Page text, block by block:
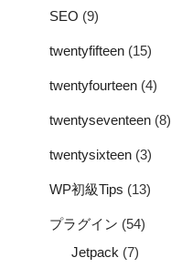
SEO (9)
twentyfifteen (15)
twentyfourteen (4)
twentyseventeen (8)
twentysixteen (3)
WP初級Tips (13)
プラグイン (54)
Jetpack (7)